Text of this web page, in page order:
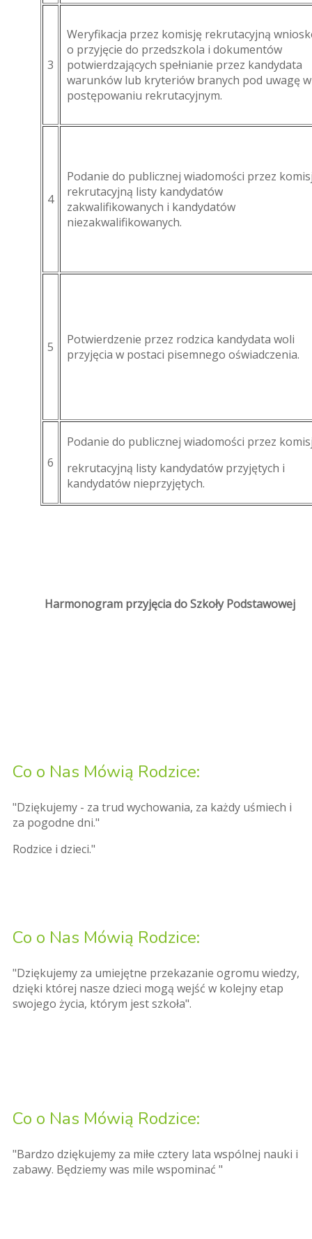
3
Weryfikacja przez komisję rekrutacyjną
o przyjęcie do przedszkola i dokumentów
potwierdzających spełnianie przez kandydata
warunków lub kryteriów branych pod uwagę w
postępowaniu rekrutacyjnym.
4
Podanie do publicznej wiadomości przez
rekrutacyjną listy kandydatów
zakwalifikowanych i kandydatów
niezakwalifikowanych.
5
Potwierdzenie przez rodzica kandydata woli
przyjęcia w postaci pisemnego oświadczenia.
6
Podanie do publicznej wiadomości przez
rekrutacyjną listy kandydatów przyjętych i
kandydatów nieprzyjętych.
Harmonogram przyjęcia do Szkoły Podstawowej
Co o Nas Mówią Rodzice:
"Dziękujemy - za trud wychowania, za każdy uśmiech i
za pogodne dni."
Rodzice i dzieci."
Co o Nas Mówią Rodzice:
"Dziękujemy za umiejętne przekazanie ogromu wiedzy,
dzięki której nasze dzieci mogą wejść w kolejny etap
swojego życia, którym jest szkoła".
Co o Nas Mówią Rodzice:
"Bardzo dziękujemy za miłe cztery lata wspólnej nauki i
zabawy. Będziemy was mile wspominać "